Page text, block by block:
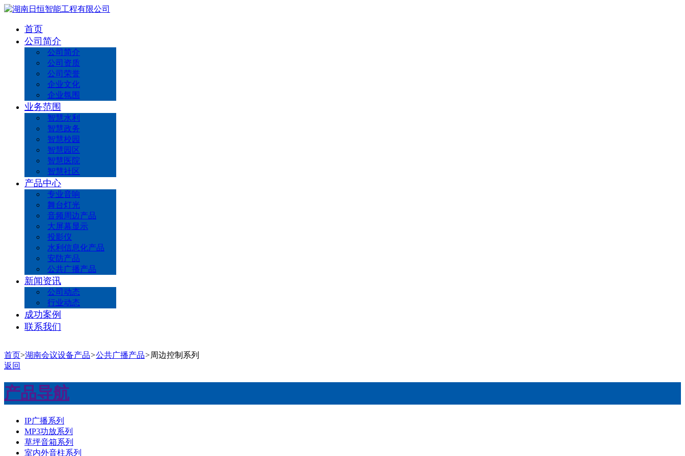
首页
公司简介
公司简介
公司资质
公司荣誉
企业文化
企业氛围
业务范围
智慧水利
智慧政务
智慧校园
智慧园区
智慧医院
智慧社区
产品中心
专业音响
舞台灯光
音频周边产品
大屏幕显示
投影仪
水利信息化产品
安防产品
公共广播产品
新闻资讯
公司动态
行业动态
成功案例
联系我们
首页>湖南会议设备产品>公共广播产品>周边控制系列
返回
产品导航
IP广播系列
MP3功放系列
草坪音箱系列
室内外音柱系列